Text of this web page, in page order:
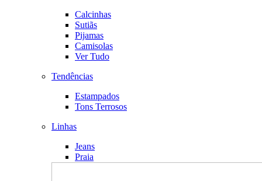
Calcinhas
Sutiãs
Pijamas
Camisolas
Ver Tudo
Tendências
Estampados
Tons Terrosos
Linhas
Jeans
Praia